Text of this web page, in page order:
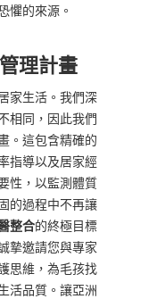
懼的來源。
理計畫
家生活。我們深
相同，因此我們
。這包含精確的
指導以及居家經
性，以監測體質
的過程中不再讓
整合的終極目標
摯邀請您與專家
思維，為毛孩找
活品質。讓亞洲